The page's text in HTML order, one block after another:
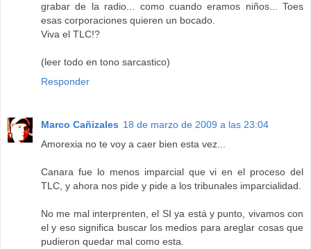
grabar de la radio... como cuando eramos niños... Toes
esas corporaciones quieren un bocado.
Viva el TLC!?
(leer todo en tono sarcastico)
Responder
Marco Cañizales 18 de marzo de 2009 a las 23:04
Amorexia no te voy a caer bien esta vez...
Canara fue lo menos imparcial que vi en el proceso del
TLC, y ahora nos pide y pide a los tribunales imparcialidad.
No me mal interprenten, el SI ya está y punto, vivamos con
el y eso significa buscar los medios para areglar cosas que
pudieron quedar mal como esta.